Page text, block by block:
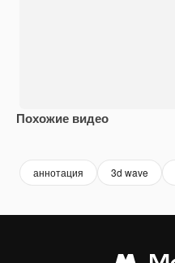
Похожие видео
аннотация 3d wave